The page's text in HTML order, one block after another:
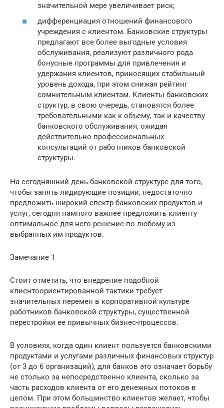
значительной мере увеличивает риск;
дифференциация отношений финансового
учреждения с клиентом. Банковские структуры
предлагают все более выгодные условия
обслуживания, реализуют различного рода
бонусные программы для привлечения и
удержания клиентов, приносящих стабильный
уровень дохода, при этом снижая рейтинг
сомнительным клиентам. Клиенты банковских
структур, в свою очередь, становятся более
требовательными как к объему, так и качеству
банковского обслуживания, ожидая
действительно профессиональных
консультаций от работников банковской
структуры.
На сегодняшний день банковской структуре для того,
чтобы занять лидирующие позиции, недостаточно
предложить широкий спектр банковских продуктов и
услуг, сегодня намного важнее предложить клиенту
оптимальное для него решение по любому из
выбранных им продуктов.
Замечание 1
Стоит отметить, что внедрение подобной
клиентоориентированной тактики требует
значительных перемен в корпоративной культуре
работников банковской структуры, существенной
перестройки ее привычных бизнес-процессов.
В условиях, когда один клиент пользуется банковскими
продуктами и услугами различных финансовых структур
(от 3 до 6 организаций), для банков это означает борьбу
не столько за непосредственно клиента, сколько за
часть расходов клиента от его денежных потоков в
целом. При этом большинство клиентов желает, чтобы